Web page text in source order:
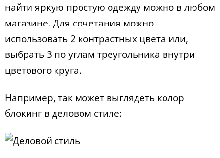
найти яркую простую одежду можно в любом
магазине. Для сочетания можно
использовать 2 контрастных цвета или,
выбрать 3 по углам треугольника внутри
цветового круга.
Например, так может выглядеть колор
блокинг в деловом стиле: